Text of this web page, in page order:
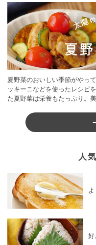
夏野菜のおいしい季節がやっ
ッキーニなどを使ったレシピ
た夏野菜は栄養もたっぷり。
人
よ
好